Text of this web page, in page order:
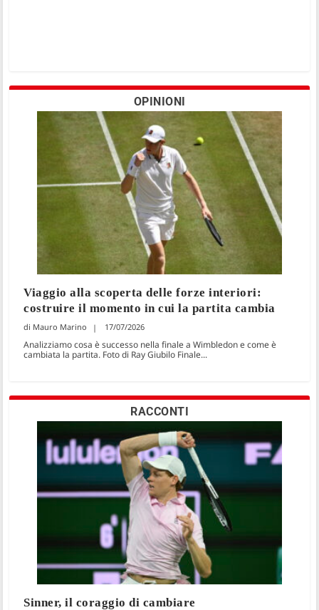
OPINIONI
Viaggio alla scoperta delle forze interiori:
costruire il momento in cui la partita cambia
Mauro Marino 17/07/2026
Analizziamo cosa è successo nella finale a Wimbledon e come è
cambiata la partita. Foto di Ray Giubilo Finale...
RACCONTI
Sinner, il coraggio di cambiare